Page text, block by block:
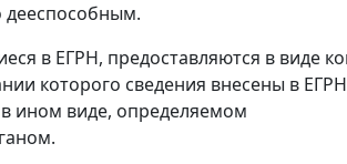
дееспособным.
в ЕГРН, предоставляются в виде
которого сведения внесены в
ином виде, определяемом